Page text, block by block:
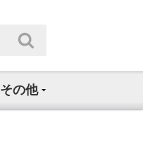
その他